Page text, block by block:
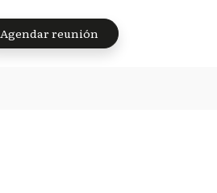
Agendar reunión